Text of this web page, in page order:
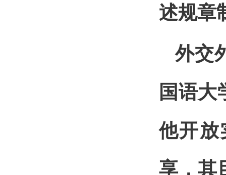
述规章
外交
国语大
他开放
享，其